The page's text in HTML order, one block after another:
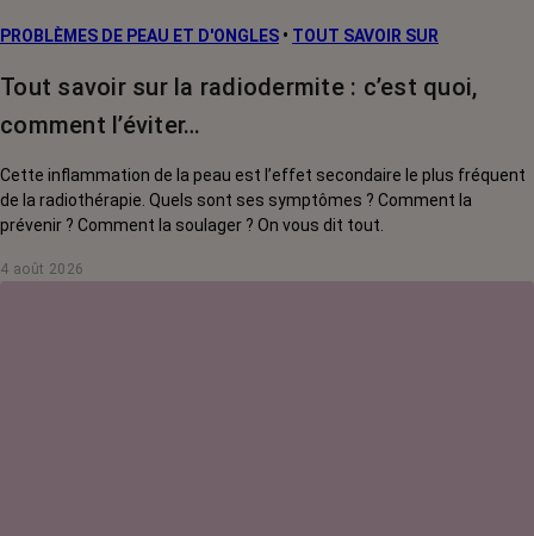
PROBLÈMES DE PEAU ET D'ONGLES • TOUT SAVOIR SUR
Tout savoir sur la radiodermite : c’est quoi,
comment l’éviter…
Cette inflammation de la peau est l’effet secondaire le plus fréquent
de la radiothérapie. Quels sont ses symptômes ? Comment la
prévenir ? Comment la soulager ? On vous dit tout.
4 août 2026